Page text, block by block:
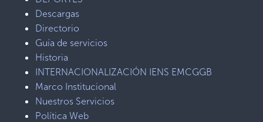
Descargas
Directorio
Guía de servicios
Historia
INTERNACIONALIZACIÓN IENS EMCGGB
Marco Institucional
Nuestros Servicios
Política Web